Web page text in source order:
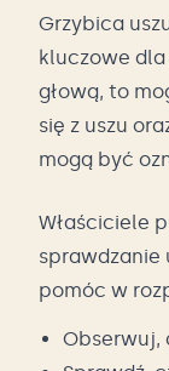
Grzybica
kluczowe dla
głową, to
się z uszu
mogą być
Właściciele
sprawdzanie
pomóc w
Obserwuj,